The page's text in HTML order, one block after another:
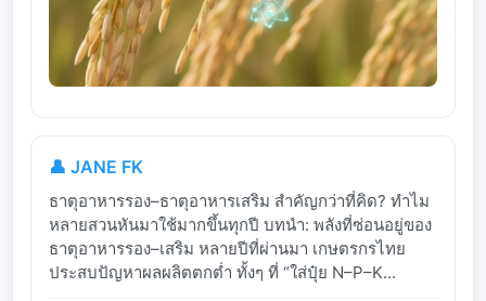
👤 JANE FK
ธาตุอาหารรอง–ธาตุอาหารเสริม สำคัญกว่าที่คิด? ทำไม
หลายสวนหันมาใช้มากขึ้นทุกปี บทนำ: พลังที่ซ่อนอยู่ของ
ธาตุอาหารรอง–เสริม หลายปีที่ผ่านมา เกษตรกรไทย
ประสบปัญหาผลผลิตตกต่ำ ทั้งๆ ที่ “ใส่ปุ๋ย N–P–K...